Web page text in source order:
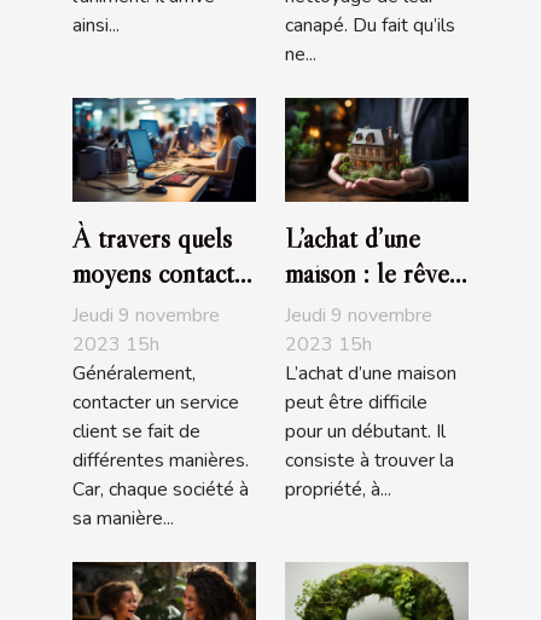
ainsi...
canapé. Du fait qu’ils
ne...
À travers quels
moyens contacte-
t-on un service
client ?
Jeudi 9 novembre
2023 15h
Généralement,
contacter un service
client se fait de
différentes manières.
Car, chaque société à
sa manière...
L’achat d’une
maison : le rêve
de tous
Jeudi 9 novembre
2023 15h
L’achat d’une maison
peut être difficile
pour un débutant. Il
consiste à trouver la
propriété, à...